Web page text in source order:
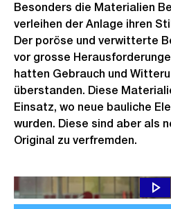
Besonders die Materialien
verleihen der Anlage ihren
Der poröse und verwitterte
vor grosse
hatten Gebrauch und
überstanden. Diese
Einsatz, wo neue bauliche
wurden. Diese sind aber als
Original zu verfremden.